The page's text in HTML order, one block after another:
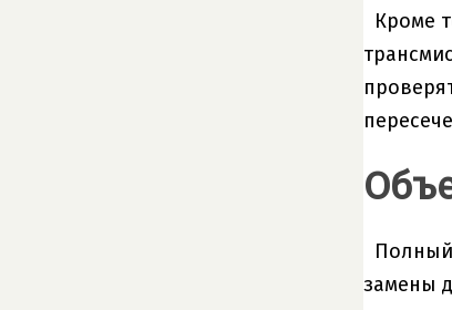
Кроме
Полный
замены